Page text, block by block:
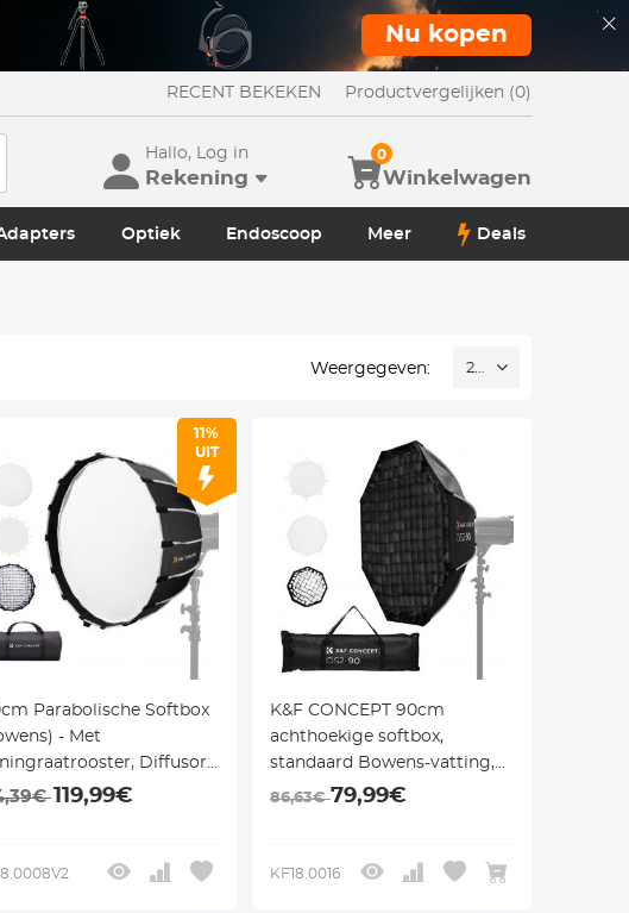
Nu kopen
RECENT BEKEKEN Productvergelijken (0)
Hallo, Log in
Rekening Winkelwagen
0
Optiek Endoscoop Meer Deals
Weergegeven: 24
11%
UIT
Parabolische Softbox
- Met
Diffusor
- Voor Speedlite
119,99€
K&F CONCEPT 90cm
achthoekige softbox,
standaard Bowens-vatting,
inclusief honingraatgaas,
met alle invullichten,
86,63€79,99€
KF18.0016